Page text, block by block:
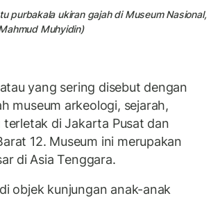
purbakala ukiran gajah di Museum Nasional,
Muhyidin)
yang sering disebut dengan
museum arkeologi, sejarah,
di Jakarta Pusat dan
12. Museum ini merupakan
di Asia Tenggara.
objek kunjungan anak-anak